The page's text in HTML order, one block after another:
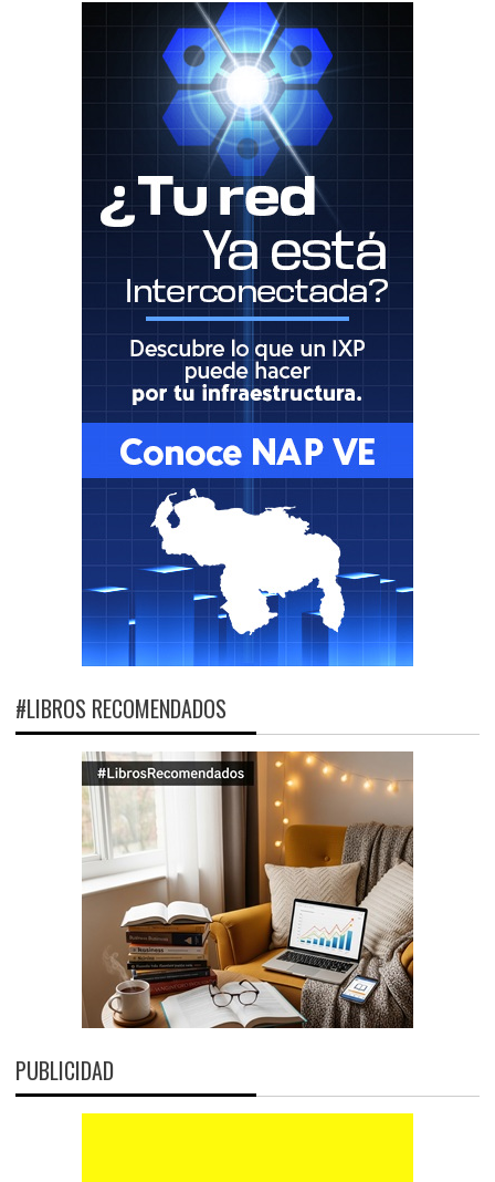
#LIBROS RECOMENDADOS
PUBLICIDAD